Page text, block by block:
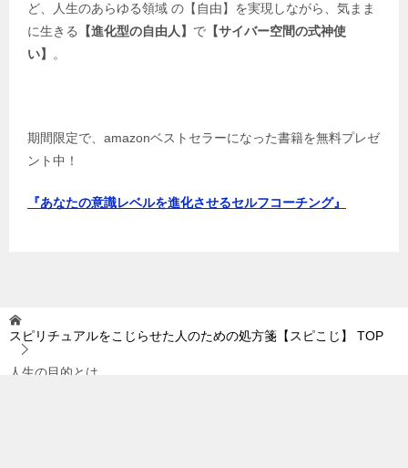
ど、人生のあらゆる領域 の【自由】を実現しながら、気まま
に生きる
【進化型の自由人】 で 【サイバー空間の式神使
い】 。
期間限定で、amazonベストセラーになった書籍を無料プレゼ
ント中！
『あなたの意識レベルを進化させるセルフコーチング』
スピリチュアルをこじらせた人のための処方箋【スピこじ】 TOP
人生の目的とは